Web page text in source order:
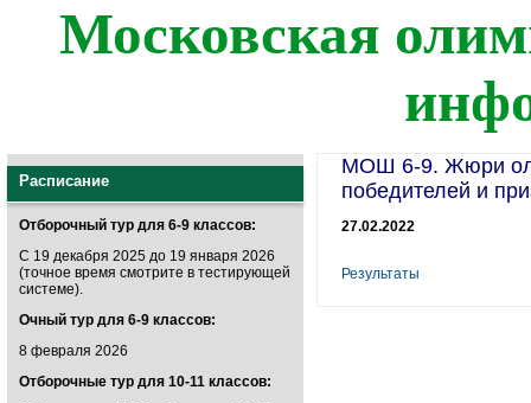
Московская
Расписание
Отборочный тур для 6-9 классов:
С 19 декабря 2025 до 19 января 2026
(точное время смотрите в тестирующей
системе).
Очный тур для 6-9 классов:
8 февраля 2026
Отборочные тур для 10-11 классов:
МОШ 6-9. Жюри
победителей и
27.02.2022
Результаты